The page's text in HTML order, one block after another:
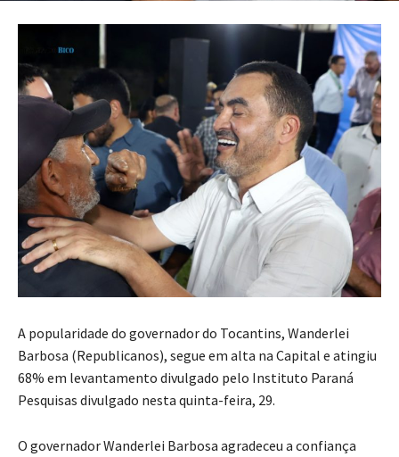
A popularidade do governador do Tocantins, Wanderlei
Barbosa (Republicanos), segue em alta na Capital e atingiu
68% em levantamento divulgado pelo Instituto Paraná
Pesquisas divulgado nesta quinta-feira, 29.
O governador Wanderlei Barbosa agradeceu a confiança